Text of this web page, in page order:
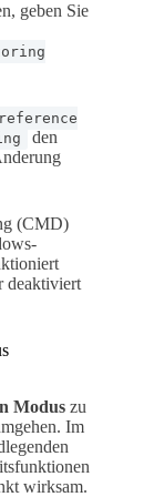
geben Sie
den
(CMD)
deaktiviert
Modus zu
Im
wirksam.